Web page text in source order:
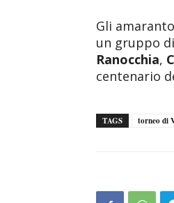
Gli
un gruppo
Ranocchia,
centenario
TAGS torneo di